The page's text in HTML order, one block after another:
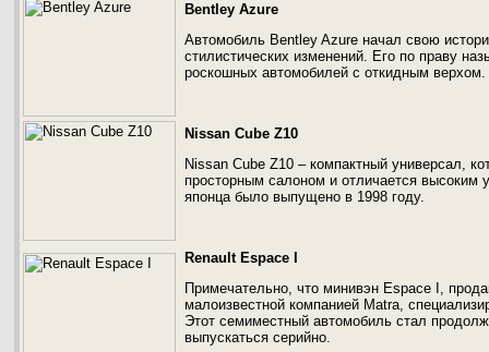
Bentley Azure
Автомобиль Bentley Azure начал свою
стилистических изменений. Его по праву
роскошных автомобилей с откидным верхом.
Nissan Cube Z10
Nissan Cube Z10 – компактный универсал,
просторным салоном и отличается высоким
японца было выпущено в 1998 году.
Renault Espace I
Примечательно, что минивэн Espace I,
малоизвестной компанией Matra,
Этот семиместный автомобиль стал
выпускаться серийно.